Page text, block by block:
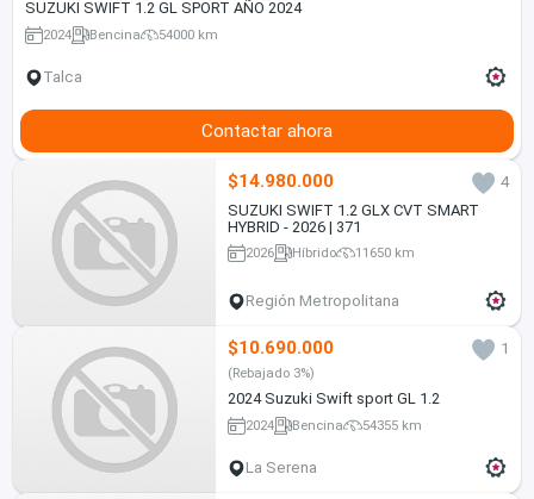
SUZUKI SWIFT 1.2 GL SPORT AÑO 2024
2024 Bencina 54000 km
Talca
Contactar ahora
$14.980.000
4
SUZUKI SWIFT 1.2 GLX CVT SMART
HYBRID - 2026 | 371
2026 Híbrido 11650 km
Región Metropolitana
$10.690.000 1
(Rebajado 3%)
2024 Suzuki Swift sport GL 1.2
2024 Bencina 54355 km
La Serena